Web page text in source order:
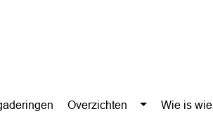
Overzichten Wie is wie